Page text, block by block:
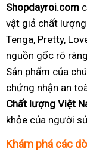
Shopdayroi.com
vật giả chất
Tenga, Pretty,
nguồn gốc rõ
Sản phẩm của
chứng nhận an
Chất lượng Việt
khỏe của người
Khám phá các